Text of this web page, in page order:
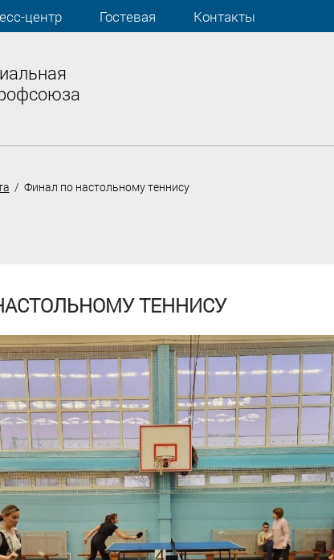
центр Гостевая Контакты
/ Финал по настольному теннису
ТЕННИСУ